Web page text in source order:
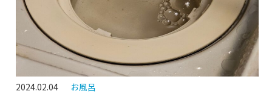
2024.02.04 お風呂